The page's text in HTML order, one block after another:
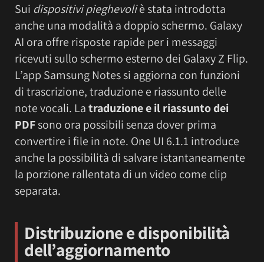
Sui dispositivi pieghevoliè stata introdotta
anche una modalità a doppio schermo. Galaxy
AI ora offre risposte rapide per i messaggi
ricevuti sullo schermo esterno dei Galaxy Z Flip.
L’app Samsung Notes si aggiorna con funzioni
di trascrizione, traduzione e riassunto delle
note vocali. Latraduzione e il riassunto dei
PDFsono ora possibili senza dover prima
convertire i file in note. One UI 6.1.1 introduce
anche la possibilità di salvare istantaneamente
la porzione rallentata di un video come clip
separata.
Distribuzione e disponibilità
dell’aggiornamento